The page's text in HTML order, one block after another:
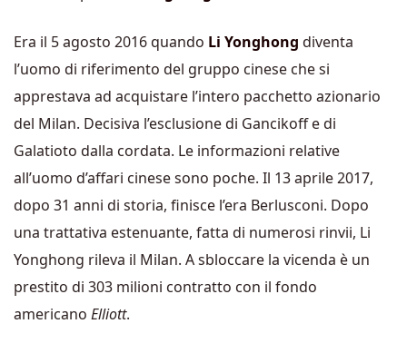
Era il 5 agosto 2016 quando Li Yonghong diventa
l’uomo di riferimento del gruppo cinese che si
apprestava ad acquistare l’intero pacchetto azionario
del Milan. Decisiva l’esclusione di Gancikoff e di
Galatioto dalla cordata. Le informazioni relative
all’uomo d’affari cinese sono poche. Il 13 aprile 2017,
dopo 31 anni di storia, finisce l’era Berlusconi. Dopo
una trattativa estenuante, fatta di numerosi rinvii, Li
Yonghong rileva il Milan. A sbloccare la vicenda è un
prestito di 303 milioni contratto con il fondo
americano Elliott.